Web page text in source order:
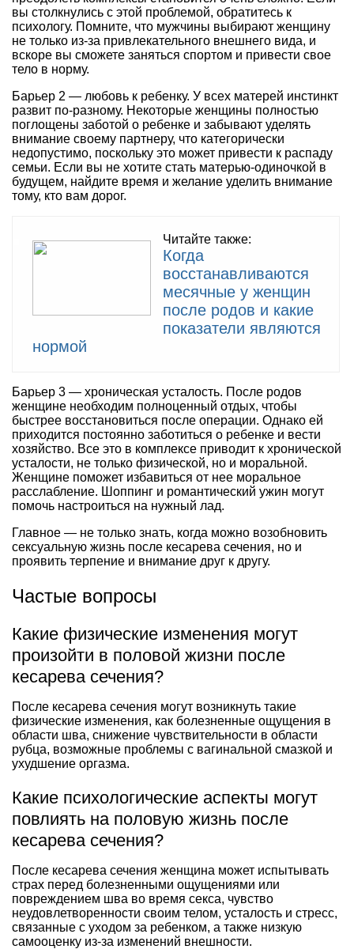
вы столкнулись с этой проблемой, обратитесь к
психологу. Помните, что мужчины выбирают женщину
не только из-за привлекательного внешнего вида, и
вскоре вы сможете заняться спортом и привести свое
тело в норму.
Барьер 2 — любовь к ребенку. У всех матерей инстинкт
развит по-разному. Некоторые женщины полностью
поглощены заботой о ребенке и забывают уделять
внимание своему партнеру, что категорически
недопустимо, поскольку это может привести к распаду
семьи. Если вы не хотите стать матерью-одиночкой в
будущем, найдите время и желание уделить внимание
тому, кто вам дорог.
Читайте также:
Когда
восстанавливаются
месячные у женщин
после родов и какие
показатели являются
нормой
Барьер 3 — хроническая усталость. После родов
женщине необходим полноценный отдых, чтобы
быстрее восстановиться после операции. Однако ей
приходится постоянно заботиться о ребенке и вести
хозяйство. Все это в комплексе приводит к хронической
усталости, не только физической, но и моральной.
Женщине поможет избавиться от нее моральное
расслабление. Шоппинг и романтический ужин могут
помочь настроиться на нужный лад.
Главное — не только знать, когда можно возобновить
сексуальную жизнь после кесарева сечения, но и
проявить терпение и внимание друг к другу.
Частые вопросы
Какие физические изменения могут
произойти в половой жизни после
кесарева сечения?
После кесарева сечения могут возникнуть такие
физические изменения, как болезненные ощущения в
области шва, снижение чувствительности в области
рубца, возможные проблемы с вагинальной смазкой и
ухудшение оргазма.
Какие психологические аспекты могут
повлиять на половую жизнь после
кесарева сечения?
После кесарева сечения женщина может испытывать
страх перед болезненными ощущениями или
повреждением шва во время секса, чувство
неудовлетворенности своим телом, усталость и стресс,
связанные с уходом за ребенком, а также низкую
самооценку из-за изменений внешности.